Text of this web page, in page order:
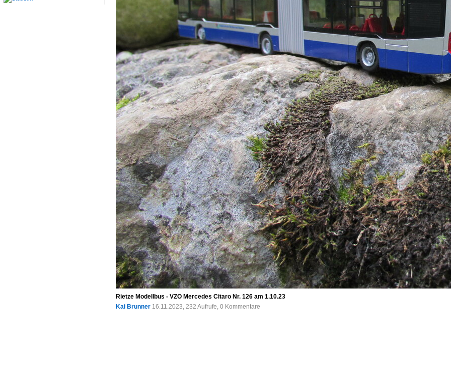
Rietze Modellbus - VZO Mercedes Citaro Nr. 126 am 1.10.23
Kai Brunner 16.11.2023, 232 Aufrufe, 0 Kommentare